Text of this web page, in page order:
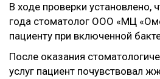
В ходе проверки установлено,
года стоматолог ООО «МЦ
пациенту при включенной
После оказания
услуг пациент почувствовал